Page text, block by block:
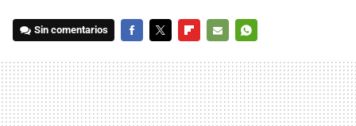
Sin comentarios
MAIL